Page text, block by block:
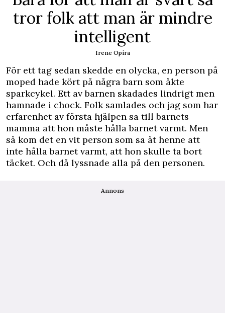
tror folk att man är mindre
intelligent
Irene Opira
För ett tag sedan skedde en olycka, en person på
moped hade kört på några barn som åkte
sparkcykel. Ett av barnen skadades lindrigt men
hamnade i chock. Folk samlades och jag som har
erfarenhet av första hjälpen sa till barnets
mamma att hon måste hålla barnet varmt. Men
så kom det en vit person som sa åt henne att
inte hålla barnet varmt, att hon skulle ta bort
täcket. Och då lyssnade alla på den personen.
Annons